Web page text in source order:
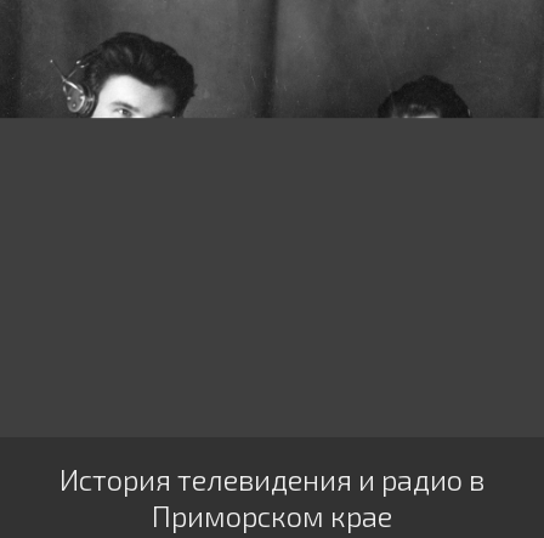
История телевидения и радио в
Приморском крае